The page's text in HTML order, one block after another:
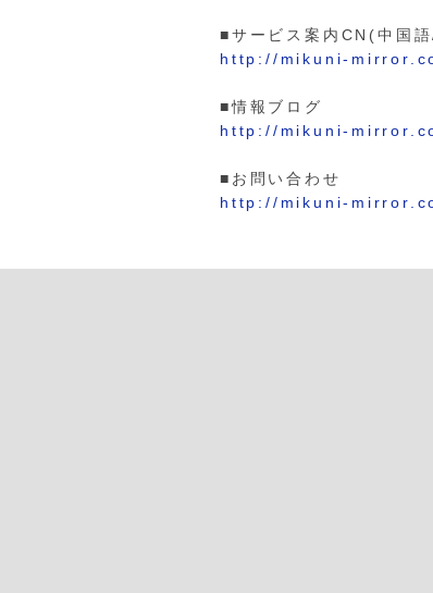
■サービス案内CN(中国
http://mikuni-
■情報ブログ
http://mikuni-
■お問い合わせ
http://mikuni-